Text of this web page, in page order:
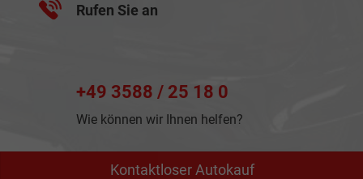
Kontaktloser Autokauf
Rufen Sie an
+49 3588 / 25 18 0
Wie können wir Ihnen helfen?